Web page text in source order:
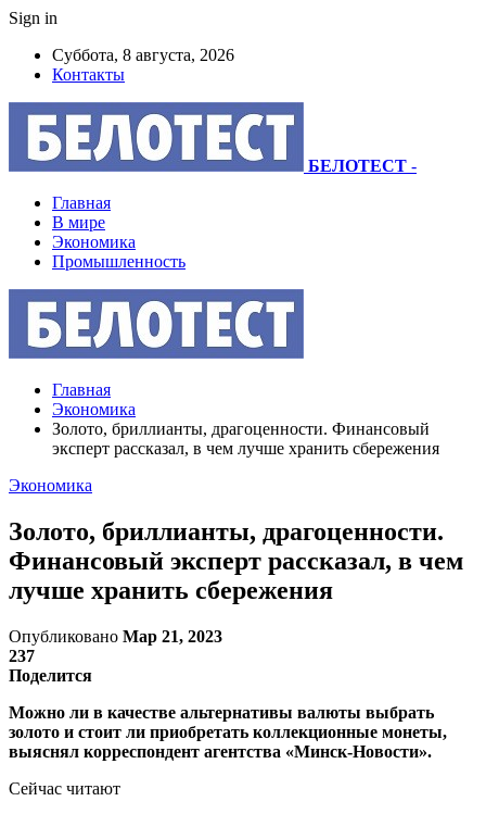
Sign in
Суббота, 8 августа, 2026
Контакты
БЕЛОТЕСТ -
Главная
В мире
Экономика
Промышленность
Главная
Экономика
Золото, бриллианты, драгоценности. Финансовый
эксперт рассказал, в чем лучше хранить сбережения
Экономика
Золото, бриллианты, драгоценности.
Финансовый эксперт рассказал, в чем
лучше хранить сбережения
Опубликовано Мар 21, 2023
237
Поделится
Можно ли в качестве альтернативы валюты выбрать
золото и стоит ли приобретать коллекционные монеты,
выяснял корреспондент агентства «Минск-Новости».
Сейчас читают